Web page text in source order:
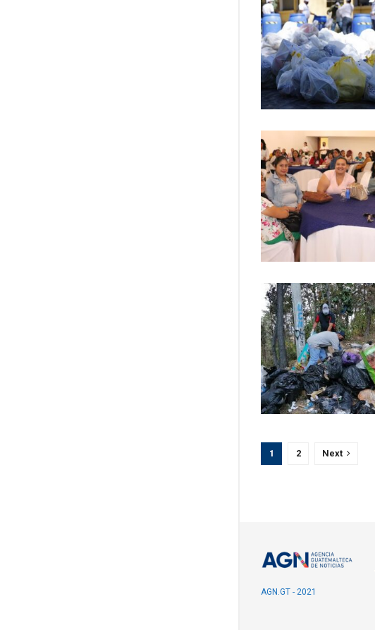
1 2 Next
AGN.GT - 2021